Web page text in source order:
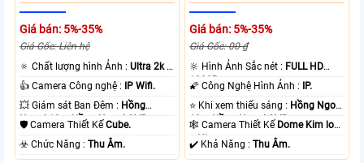
Giá bán: 5%-35%
Giá Gốc: Liên hệ
🔅 Chất lượng hình Ảnh :Ultra 2k +
.
👍 Camera Công nghệ :
IP Wifi.
💥 Giám sát Ban Đêm : Hồng
Ngoại 10m Hồng Ngoại SMD.
🛡 Camera Thiết KếCube.
️☣️ Chức Năng :Thu Âm.
Giá bán: 5%-35%
Giá Gốc: 00 ₫
🔆 Hình Ảnh Sắc nét : FULL HD
1080P .
🌠 Công Nghệ Hình Ảnh :
IP.
⭐ Khi xem thiếu sáng : Hồng Ngoại
10m Hồng Ngoại SMD.
🕸️ Camera Thiết Kế Dome Kim loại
+ Nhựa.
️✔️ Khả Năng :Thu Âm.